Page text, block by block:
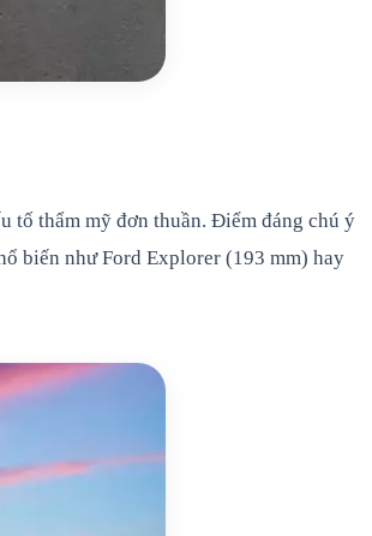
tố thẩm mỹ đơn thuần. Điểm đáng chú ý
biến như Ford Explorer (193 mm) hay